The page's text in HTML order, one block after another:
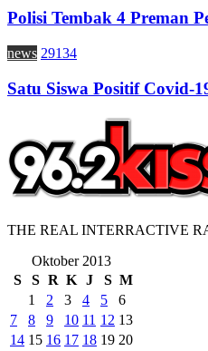
Polisi Tembak 4 Preman
news 29134
Satu Siswa Positif Covid-
THE REAL INTERRACTIVE
Oktober 2013
S
S R K J S M
1
2 3 4 5
6
7
8 9 10 11 12 13
14 15 16 17 18 19 20